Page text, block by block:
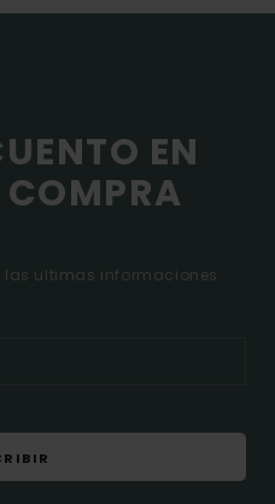
EN
ultimas informaciones